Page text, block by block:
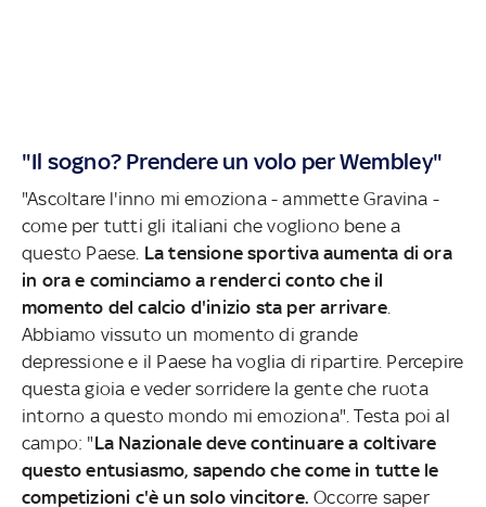
"Il sogno? Prendere un volo per Wembley"
"Ascoltare l'inno mi emoziona - ammette Gravina -
come per tutti gli italiani che vogliono bene a
questo Paese. La tensione sportiva aumenta di ora
in ora e cominciamo a renderci conto che il
momento del calcio d'inizio sta per arrivare.
Abbiamo vissuto un momento di grande
depressione e il Paese ha voglia di ripartire. Percepire
questa gioia e veder sorridere la gente che ruota
intorno a questo mondo mi emoziona". Testa poi al
campo: "La Nazionale deve continuare a coltivare
questo entusiasmo, sapendo che come in tutte le
competizioni c'è un solo vincitore. Occorre saper